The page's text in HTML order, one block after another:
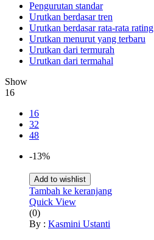
Pengurutan standar
Urutkan berdasar tren
Urutkan berdasar rata-rata rating
Urutkan menurut yang terbaru
Urutkan dari termurah
Urutkan dari termahal
Show
16
16
32
48
-13%
Add to wishlist
Tambah ke keranjang
Quick View
(0)
By : Kasmini Ustanti